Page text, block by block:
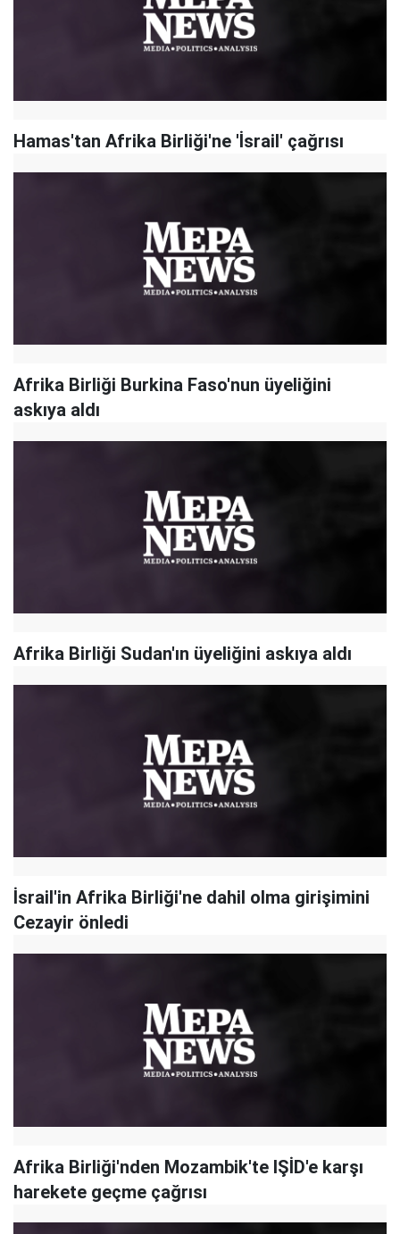
Hamas'tan Afrika Birliği'ne 'İsrail' çağrısı
Afrika Birliği Burkina Faso'nun üyeliğini
askıya aldı
Afrika Birliği Sudan'ın üyeliğini askıya aldı
İsrail'in Afrika Birliği'ne dahil olma girişimini
Cezayir önledi
Afrika Birliği'nden Mozambik'te IŞİD'e karşı
harekete geçme çağrısı